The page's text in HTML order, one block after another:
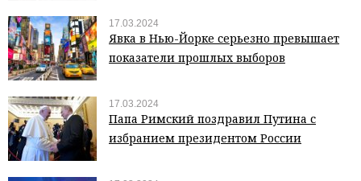
17.03.2024
Явка в Нью-Йорке серьезно превышает
показатели прошлых выборов
17.03.2024
Папа Римский поздравил Путина с
избранием президентом России